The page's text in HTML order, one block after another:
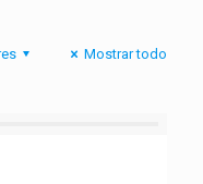
Mostrar todo